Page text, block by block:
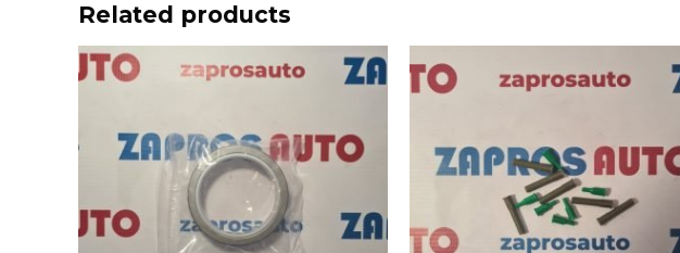
Related products